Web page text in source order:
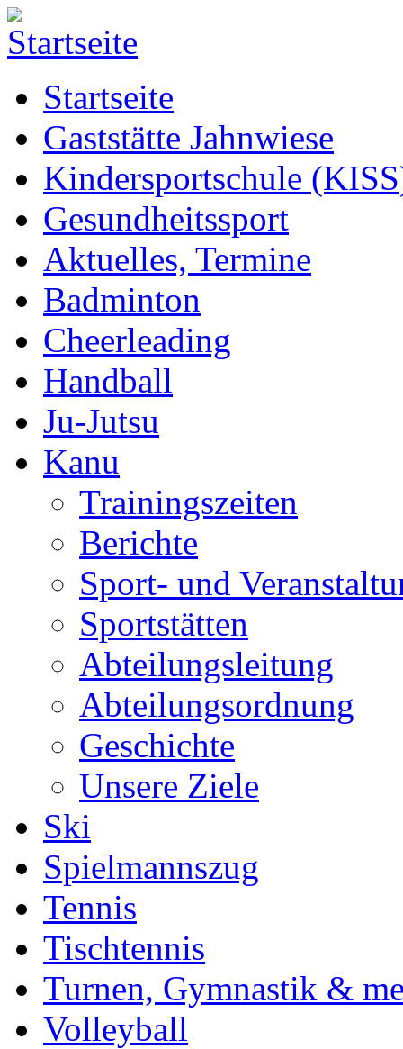
Startseite
Gaststätte Jahnwiese
Kindersportschule
Gesundheitssport
Aktuelles, Termine
Badminton
Cheerleading
Handball
Ju-Jutsu
Kanu
Trainingszeiten
Berichte
Sport- und
Sportstätten
Abteilungsleitung
Abteilungsordnung
Geschichte
Unsere Ziele
Ski
Spielmannszug
Tennis
Tischtennis
Turnen, Gymnastik &
Volleyball